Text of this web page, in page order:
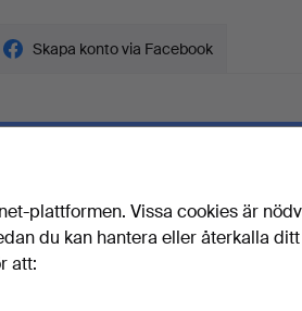
Skapa konto via Facebook
Visa lösenord i
plattformen. Vissa cookies är
du kan hantera eller återkalla ditt
att: